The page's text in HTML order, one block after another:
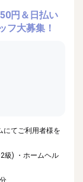
円＆日払い
フ大募集！
にてご利用者様を
級) ・ホームヘル
...